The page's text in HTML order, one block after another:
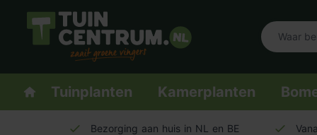
Logo Tuincentrum.nl
Homepage
Tuinplanten Kamerplanten
Bezorging aan huis in NL en BE